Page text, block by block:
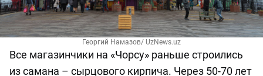
Георгий Намазов/ UzNews.uz
Все магазинчики на «Чорсу» раньше строились
из самана – сырцового кирпича. Через 50-70 лет